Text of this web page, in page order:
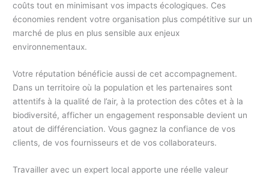
coûts tout en minimisant vos impacts écologiques. Ces
économies rendent votre organisation plus compétitive sur un
marché de plus en plus sensible aux enjeux
environnementaux.
Votre réputation bénéficie aussi de cet accompagnement.
Dans un territoire où la population et les partenaires sont
attentifs à la qualité de l’air, à la protection des côtes et à la
biodiversité, afficher un engagement responsable devient un
atout de différenciation. Vous gagnez la confiance de vos
clients, de vos fournisseurs et de vos collaborateurs.
Travailler avec un expert local apporte une réelle valeur